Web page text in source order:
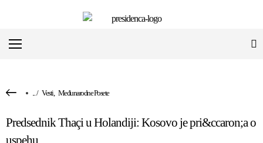
.../ Vesti, Međunarodne Posete
Predsednik Thaçi u Holandiji: Kosovo je pri&ccaron;a o
uspehu